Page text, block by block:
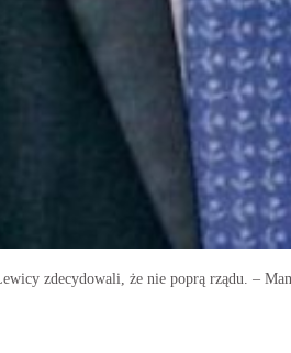
zdecydowali, że nie poprą rządu. –